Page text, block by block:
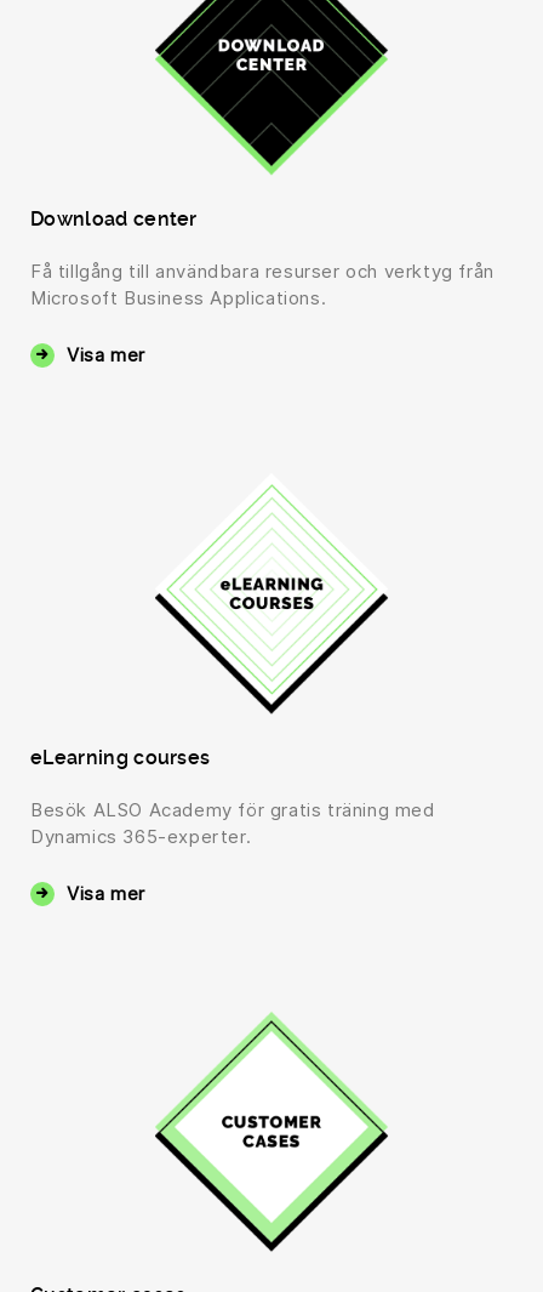
Download center
Få tillgång till användbara resurser och verktyg från
Microsoft Business Applications.
Visa mer
eLearning courses
Besök ALSO Academy för gratis träning med
Dynamics 365-experter.
Visa mer